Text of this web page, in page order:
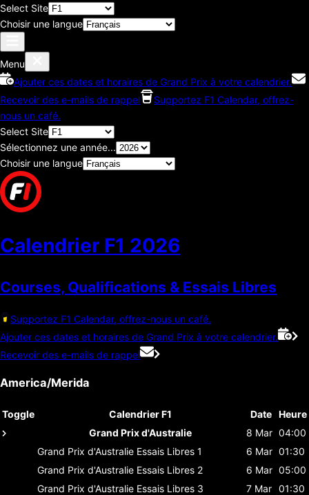
Select Site
Choisir une langue
Menu
Ajouter ces dates et horaires de Grand Prix à votre calendrier.
Recevoir des e-mails de rappel
Supportez F1 Calendar, offrez-
nous un café.
Select Site
Sélectionnez une année...
Choisir une langue
Calendrier F1 2026
Courses, Qualifications & Essais Libres
Supportez F1 Calendar, offrez-nous un café.
Ajouter ces dates et horaires de Grand Prix à votre calendrier.
Recevoir des e-mails de rappel
America/Merida
Toggle Calendrier F1 Date Heure
Grand Prix d'Australie
8 Mar 04:00
Grand Prix d'Australie Essais Libres 1 6 Mar 01:30
Grand Prix d'Australie Essais Libres 2 6 Mar 05:00
Grand Prix d'Australie Essais Libres 3 7 Mar 01:30